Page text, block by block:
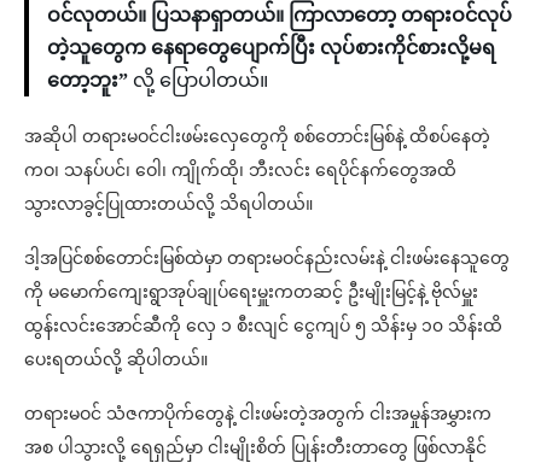
ဝင်လုတယ်။ ပြသနာရှာတယ်။ ကြာလာတော့ တရားဝင်လုပ်
တဲ့သူတွေက နေရာတွေပျောက်ပြီး လုပ်စားကိုင်စားလို့မရ
တော့ဘူး” လို့ ပြောပါတယ်။
အဆိုပါ တရားမဝင်ငါးဖမ်းလှေတွေကို စစ်တောင်းမြစ်နဲ့ ထိစပ်နေတဲ့
ကဝ၊ သနပ်ပင်၊ ဝေါ၊ ကျိုက်ထို၊ ဘီးလင်း ရေပိုင်နက်တွေအထိ
သွားလာခွင့်ပြုထားတယ်လို့ သိရပါတယ်။
ဒါ့အပြင်စစ်တောင်းမြစ်ထဲမှာ တရားမဝင်နည်းလမ်းနဲ့ ငါးဖမ်းနေသူတွေ
ကို မမောက်ကျေးရွာအုပ်ချုပ်ရေးမှူးကတဆင့် ဦးမျိုးမြင့်နဲ့ ဗိုလ်မှူး
ထွန်းလင်းအောင်ဆီကို လှေ ၁ စီးလျင် ငွေကျပ် ၅ သိန်းမှ ၁၀ သိန်းထိ
ပေးရတယ်လို့ ဆိုပါတယ်။
တရားမဝင် သံဇကာပိုက်တွေနဲ့ ငါးဖမ်းတဲ့အတွက် ငါးအမှုန်အမွှားက
အစ ပါသွားလို့ ရေရှည်မှာ ငါးမျိုးစိတ် ပြုန်းတီးတာတွေ ဖြစ်လာနိုင်